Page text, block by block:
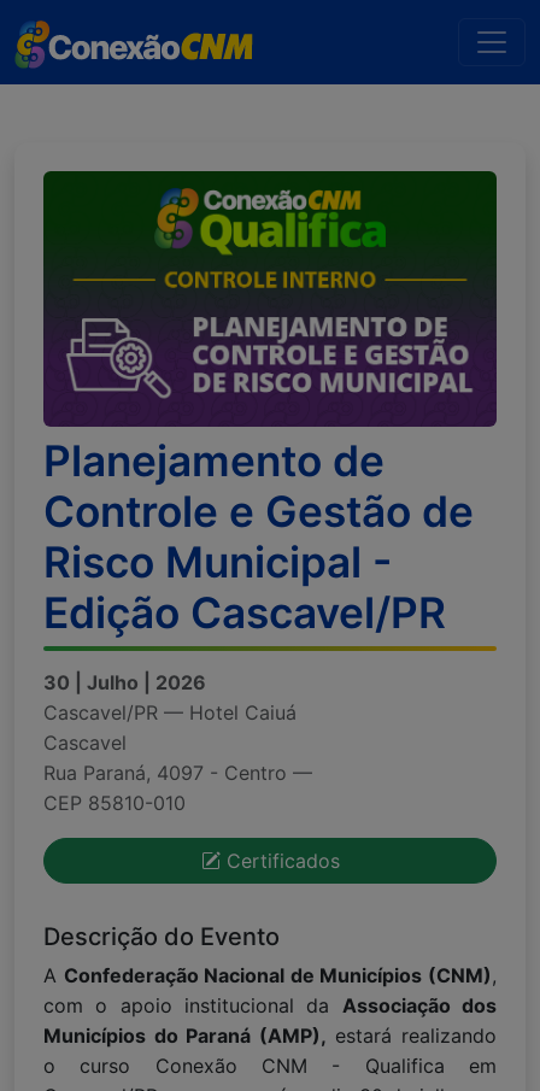
Planejamento de
Controle e Gestão de
Risco Municipal -
Edição Cascavel/PR
30 | Julho | 2026
Cascavel/PR — Hotel Caiuá
Cascavel
Rua Paraná, 4097 - Centro —
CEP 85810-010
Certificados
Descrição do Evento
A Confederação Nacional de Municípios (CNM) ,
com o apoio institucional da Associação dos
Municípios do Paraná (AMP), estará realizando
o curso Conexão CNM - Qualifica em